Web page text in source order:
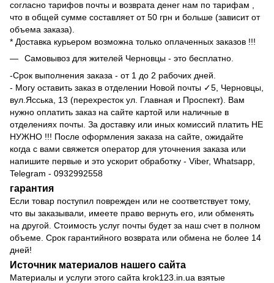
согласно тарифов почты и возврата денег нам по тарифам
что в общей сумме составляет от 50 грн и больше (зависит от
объема заказа).
* Доставка курьером возможна только оплаченных заказов !!!
Самовывоз для жителей Черновцы - это бесплатно.
-Срок выполнения заказа - от 1 до 2 рабочих дней.
- Могу оставить заказ в отделении Новой почты ✓5, Черновцы,
вул.Ясська, 13 (перехресток ул. Главная и Проспект). Вам
нужно оплатить заказ на сайте картой или наличные в
отделениях почты. За доставку или иных комиссий платить НЕ
НУЖНО !!! После оформления заказа на сайте, ожидайте
когда с вами свяжется оператор для уточнения заказа или
напишите первые и это ускорит обработку - Viber, Whatsapp,
Telegram - 0932992558
гарантия
Если товар поступил поврежден или не соответствует тому,
что вы заказывали, имеете право вернуть его, или обменять
на другой. Стоимость услуг почты будет за наш счет в полном
объеме. Срок гарантийного возврата или обмена не более 14
дней!
Источник материалов нашего сайта
Материалы и услуги этого сайта krok123.in.ua взятые